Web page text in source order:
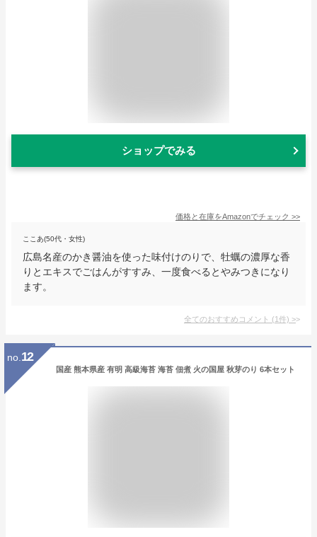
ショップでみる
価格と在庫をAmazonでチェック >>
ここあ(50代・女性)
広島名産のかき醤油を使った味付けのりで、牡蠣の濃厚な香
りとエキスでごはんがすすみ、一度食べるとやみつきになり
ます。
全てのおすすめコメント (1件) >
no. 12
国産 熊本県産 有明 高級海苔 海苔 佃煮 火の国屋 秋芽のり 6本セット